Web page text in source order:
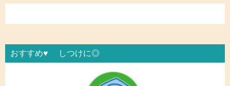
おすすめ♥ しつけに◎